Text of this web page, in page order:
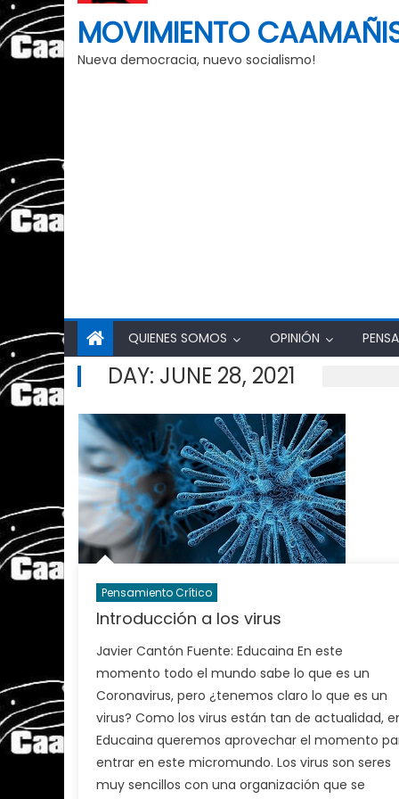
MOVIMIENTO
Nueva democracia, nuevo socialismo!
QUIENES SOMOS OPINIÓN
DAY: JUNE 28, 2021
Pensamiento Crítico
Introducción a los virus
Javier Cantón Fuente: Educaina En este
momento todo el mundo sabe lo que es un
Coronavirus, pero ¿tenemos claro lo que es un
virus? Como los virus están tan de actualidad,
Educaina queremos aprovechar el momento
entrar en este micromundo. Los virus son seres
muy sencillos con una organización que se